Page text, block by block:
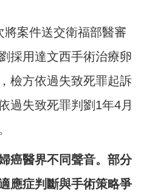
將案件送交衛福部醫審
採用達文西手術治療卵
檢方依過失致死罪起訴
過失致死罪判劉1年4月
癌醫界不同聲音。部分
應症判斷與手術策略爭